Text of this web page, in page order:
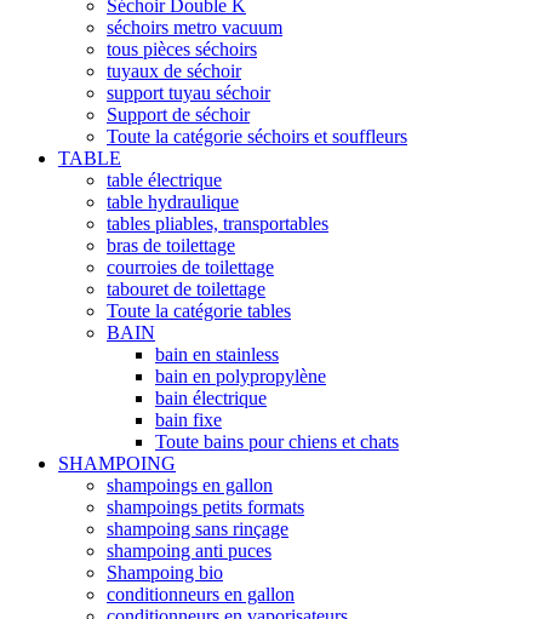
Séchoir Double K
séchoirs metro vacuum
tous pièces séchoirs
tuyaux de séchoir
support tuyau séchoir
Support de séchoir
Toute la catégorie séchoirs et souffleurs
TABLE
table électrique
table hydraulique
tables pliables, transportables
bras de toilettage
courroies de toilettage
tabouret de toilettage
Toute la catégorie tables
BAIN
bain en stainless
bain en polypropylène
bain électrique
bain fixe
Toute bains pour chiens et chats
SHAMPOING
shampoings en gallon
shampoings petits formats
shampoing sans rinçage
shampoing anti puces
Shampoing bio
conditionneurs en gallon